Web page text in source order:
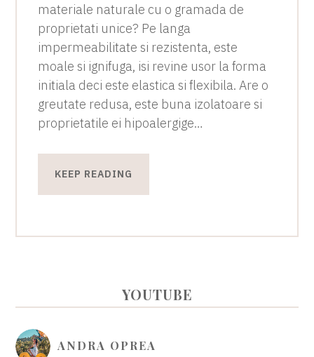
materiale naturale cu o gramada de
proprietati unice? Pe langa
impermeabilitate si rezistenta, este
moale si ignifuga, isi revine usor la forma
initiala deci este elastica si flexibila. Are o
greutate redusa, este buna izolatoare si
proprietatile ei hipoalergige…
KEEP READING
PRIMARY
SIDEBAR
YOUTUBE
ANDRA OPREA